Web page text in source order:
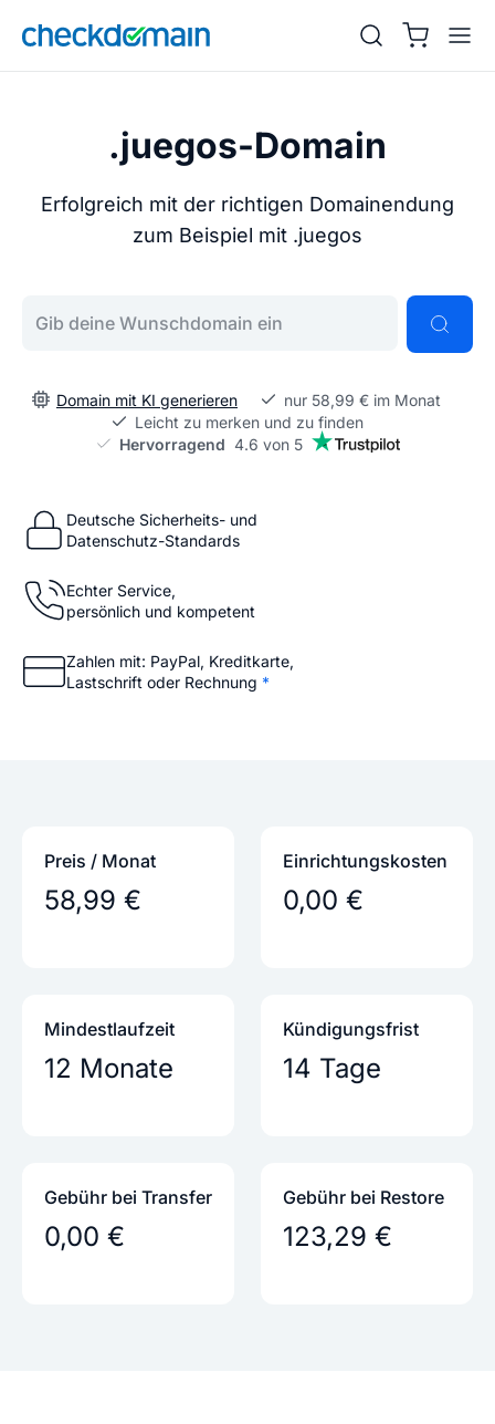
.juegos-Domain
Erfolgreich mit der richtigen Domainendung
zum Beispiel mit .juegos
Domain mit KI generieren
nur 58,99 € im Monat
Leicht zu merken und zu finden
Hervorragend 4.6 von 5
Deutsche Sicherheits- und
Datenschutz-Standards
Echter Service,
persönlich und kompetent
Zahlen mit: PayPal, Kreditkarte,
Lastschrift oder Rechnung *
Preis / Monat
58,99 €
Einrichtungs­kosten
0,00 €
Mindestlaufzeit
12 Monate
Kündigungs­frist
14 Tage
Gebühr bei Transfer
0,00 €
Gebühr bei Restore
123,29 €